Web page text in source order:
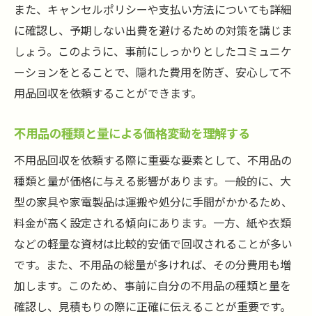
また、キャンセルポリシーや支払い方法についても詳細
に確認し、予期しない出費を避けるための対策を講じま
しょう。このように、事前にしっかりとしたコミュニケ
ーションをとることで、隠れた費用を防ぎ、安心して不
用品回収を依頼することができます。
不用品の種類と量による価格変動を理解する
不用品回収を依頼する際に重要な要素として、不用品の
種類と量が価格に与える影響があります。一般的に、大
型の家具や家電製品は運搬や処分に手間がかかるため、
料金が高く設定される傾向にあります。一方、紙や衣類
などの軽量な資材は比較的安価で回収されることが多い
です。また、不用品の総量が多ければ、その分費用も増
加します。このため、事前に自分の不用品の種類と量を
確認し、見積もりの際に正確に伝えることが重要です。